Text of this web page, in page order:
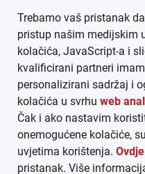
Trebamo vaš pristanak
pristup našim medijskim
kolačića, JavaScript-a i
kvalificirani partneri
personalizirani sadržaj i
kolačića u svrhu web
Čak i ako nastavim
onemogućene kolačiće,
uvjetima korištenja. Ovdje
pristanak. Više